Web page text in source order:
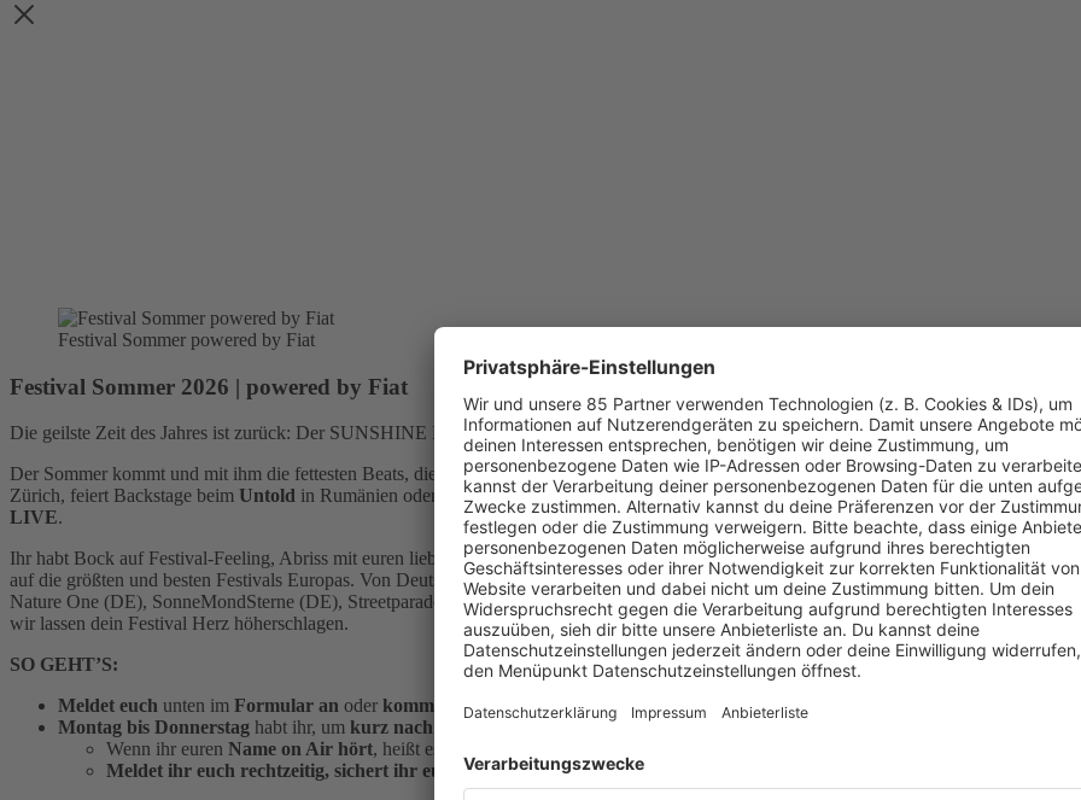
Festival Sommer powered by Fiat
Festival Sommer 2026 | powered by Fiat
Die geilste Zeit des Jahres ist zurück: Der SUNSHINE LIVE Festival Sommer 2026! Gewinnt ab dem 26. Mai Tickets für die
Der Sommer kommt und mit ihm die fettesten Beats, die krassesten Bühnen und die besten Vibes Europas. Feiert mit uns auf dem
Zürich, feiert Backstage beim Untold in Rumänien oder sichert euch und der kompletten Clique einen Zeltplatz auf dem Community Camp
LIVE.
Ihr habt Bock auf Festival-Feeling, Abriss mit euren liebsten Partypeoples und unvergessliche Nächte unter freiem Himmel? Dann
auf die größten und besten Festivals Europas. Von Deutschland bis Rumänien ist alles dabei: Untold (RO), World Club Dome (DE),
Nature One (DE), SonneMondSterne (DE), Streetparade Zürich (CH), Rave the Planet (DE), Community Festival (DE), Die 90er Live on
wir lassen dein Festival Herz höherschlagen.
SO GEHT’S:
Meldet euch unten im Formular an oder kommentiertunter dem Festival SommerPost auf Instagram
Montag bis Donnerstag habt ihr, um kurz nach die Chance zu gewinnen –und am
Wenn ihr euren Name on Air hört, heißt es schnell sein: Ihr habt
Meldet ihr euch rechtzeitig, sichert ihr euch die Festival-Tickets